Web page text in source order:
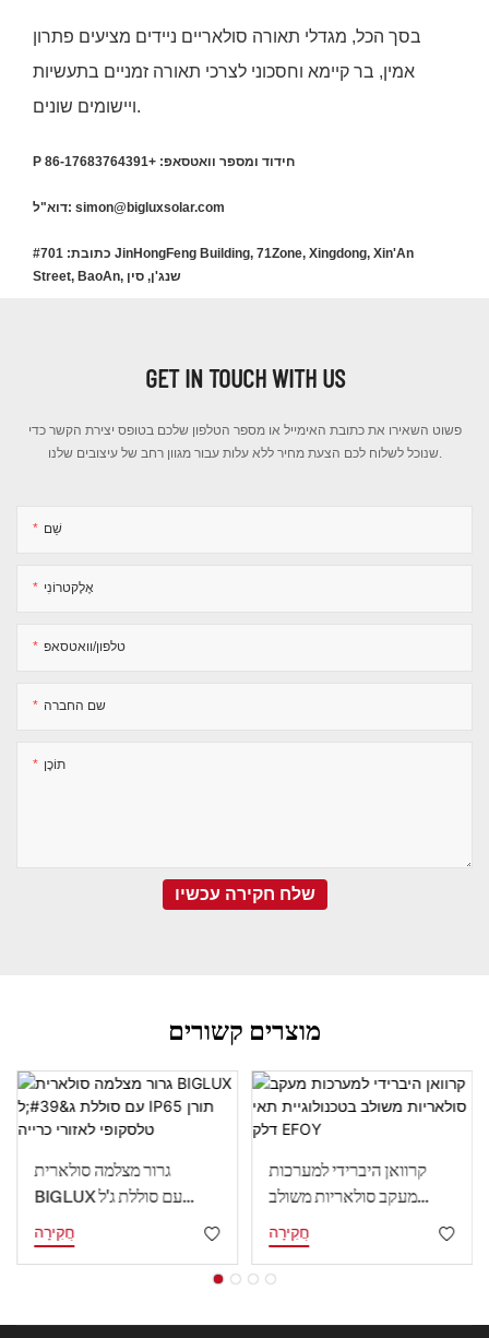
בסך הכל, מגדלי תאורה סולאריים ניידים מציעים פתרון
אמין, בר קיימא וחסכוני לצרכי תאורה זמניים בתעשיות
ויישומים שונים.
P חידוד ומספר וואטסאפ: +86-17683764391
דוא"ל: simon@bigluxsolar.com
כתובת: #701 JinHongFeng Building, 71Zone, Xingdong, Xin'An
Street, BaoAn, שנג'ן, סין
GET IN TOUCH WITH US
פשוט השאירו את כתובת האימייל או מספר הטלפון שלכם בטופס יצירת הקשר כדי
שנוכל לשלוח לכם הצעת מחיר ללא עלות עבור מגוון רחב של עיצובים שלנו.
שֵׁם
אֶלֶקטרוֹנִי
טלפון/וואטסאפ
שם החברה
תוֹכֶן
שלח חקירה עכשיו
מוצרים קשורים
גרור מצלמה סולארית
BIGLUX עם סוללת ג'ל
כרייה
חֲקִירָה
קרוואן היברידי למערכות
מעקב סולאריות משולב
בטכנולוגיית תאי דלק EFOY
חֲקִירָה